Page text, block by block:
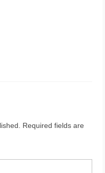
Required fields are